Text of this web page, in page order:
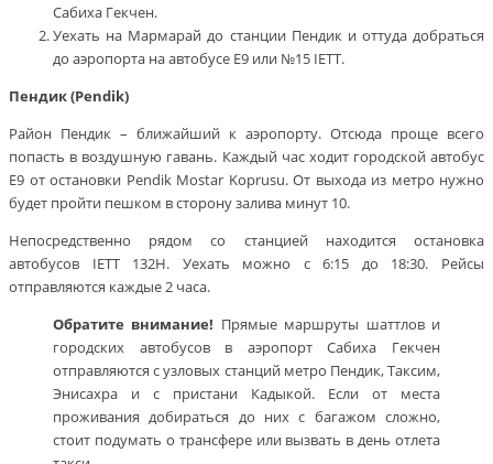
Сабиха Гекчен.
Уехать на Мармарай до станции Пендик и оттуда добраться
до аэропорта на автобусе Е9 или №15 IETT.
Пендик (Pendik)
Район Пендик – ближайший к аэропорту. Отсюда проще всего
попасть в воздушную гавань. Каждый час ходит городской автобус
Е9 от остановки Pendik Mostar Koprusu. От выхода из метро нужно
будет пройти пешком в сторону залива минут 10.
Непосредственно рядом со станцией находится остановка
автобусов IETT 132H. Уехать можно с 6:15 до 18:30. Рейсы
отправляются каждые 2 часа.
Обратите внимание! Прямые маршруты шаттлов и
городских автобусов в аэропорт Сабиха Гекчен
отправляются с узловых станций метро Пендик, Таксим,
Энисахра и с пристани Кадыкой. Если от места
проживания добираться до них с багажом сложно,
стоит подумать о трансфере или вызвать в день отлета